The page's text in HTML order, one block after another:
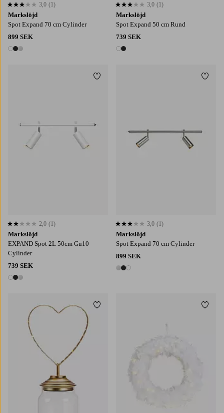
Markslöjd
Spot Expand 70 cm Cylinder
899 SEK
3 färger
3,0 baserat på 1 st betyg
3,0 (1)
Markslöjd
Spot Expand 50 cm Rund
739 SEK
2 färger
3,0 baserat på 1 st betyg
3,0 (1)
Markslöjd
EXPAND Spot 2L 50cm Gu10
Cylinder
739 SEK
3 färger
2,0 baserat på 1 st betyg
2,0 (1)
Lägg till i favoriter
Markslöjd
Spot Expand 70 cm Cylinder
899 SEK
3 färger
3,0 baserat på 1 st betyg
3,0 (1)
Lägg till i favoriter